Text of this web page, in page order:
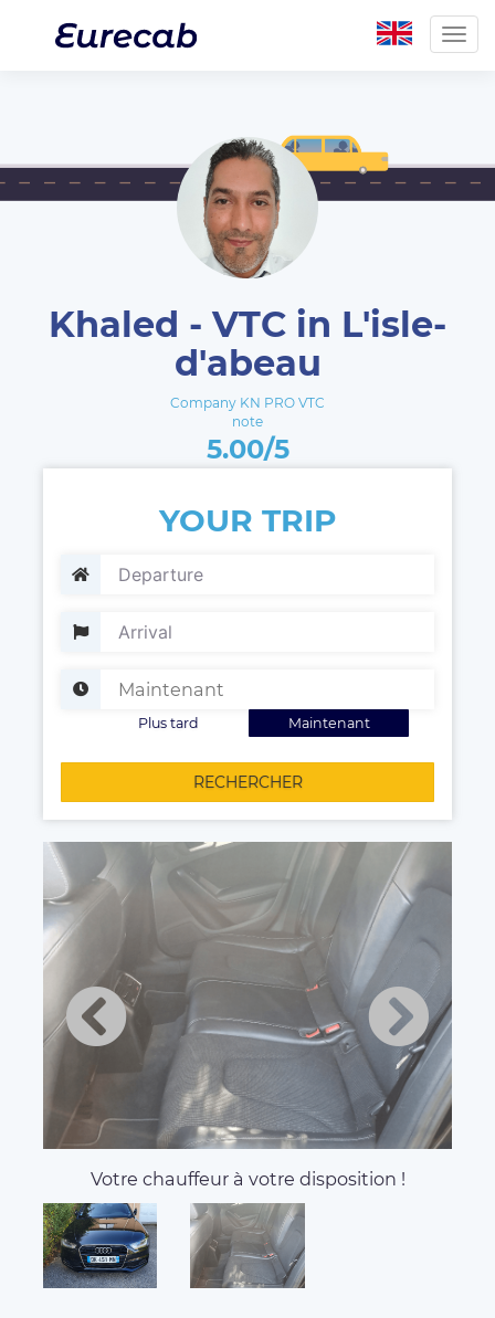
Khaled - VTC in L'isle-
d'abeau
Company KN PRO VTC
note
5.00/5
YOUR TRIP
Maintenant
Plus tard
RECHERCHER
Votre chauffeur à votre disposition !